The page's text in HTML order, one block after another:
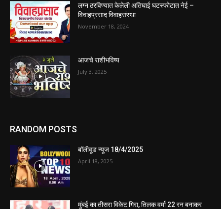
लग्न ठरविण्यात केलेली अतिघाई घटस्फोटात नेई –
विवाहप्रसाद विवाहसंस्था
November 18, 2024
आजचे राशीभविष्य
July 3, 2025
RANDOM POSTS
बॉलीवूड न्यूज 18/4/2025
April 18, 2025
मुंबई का तीसरा विकेट गिरा, तिलक वर्मा 22 रन बनाकर